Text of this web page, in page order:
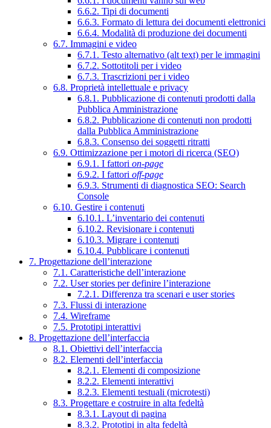
6.6.2. Tipi di documenti
6.6.3. Formato di lettura dei documenti elettronici
6.6.4. Modalità di produzione dei documenti
6.7. Immagini e video
6.7.1. Testo alternativo (alt text) per le immagini
6.7.2. Sottotitoli per i video
6.7.3. Trascrizioni per i video
6.8. Proprietà intellettuale e privacy
6.8.1. Pubblicazione di contenuti prodotti dalla
Pubblica Amministrazione
6.8.2. Pubblicazione di contenuti non prodotti
dalla Pubblica Amministrazione
6.8.3. Consenso dei soggetti ritratti
6.9. Ottimizzazione per i motori di ricerca (SEO)
6.9.1. I fattori on-page
6.9.2. I fattori off-page
6.9.3. Strumenti di diagnostica SEO: Search
Console
6.10. Gestire i contenuti
6.10.1. L’inventario dei contenuti
6.10.2. Revisionare i contenuti
6.10.3. Migrare i contenuti
6.10.4. Pubblicare i contenuti
7. Progettazione dell’interazione
7.1. Caratteristiche dell’interazione
7.2. User stories per definire l’interazione
7.2.1. Differenza tra scenari e user stories
7.3. Flussi di interazione
7.4. Wireframe
7.5. Prototipi interattivi
8. Progettazione dell’interfaccia
8.1. Obiettivi dell’interfaccia
8.2. Elementi dell’interfaccia
8.2.1. Elementi di composizione
8.2.2. Elementi interattivi
8.2.3. Elementi testuali (microtesti)
8.3. Progettare e costruire in alta fedeltà
8.3.1. Layout di pagina
8.3.2. Prototipi in alta fedeltà